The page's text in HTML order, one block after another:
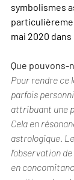
symbolismes
mai 2020 dans
Que pouvons-
Pour rendre ce
parfois
attribuant une
Cela en
astrologique.
l’observation
en